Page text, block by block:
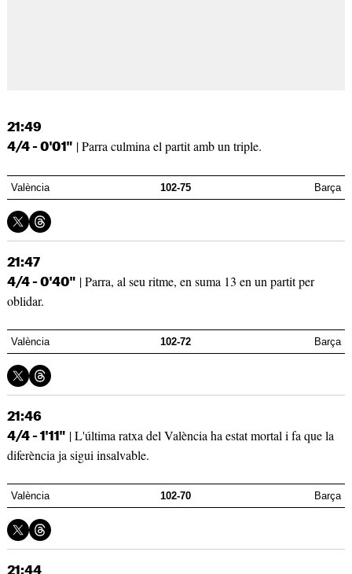
21:49
4/4 - 0'01" | Parra culmina el partit amb un triple.
València 102-75 Barça
21:47
4/4 - 0'40" | Parra, al seu ritme, en suma 13 en un partit per
oblidar.
València 102-72 Barça
21:46
4/4 - 1'11" | L'última ratxa del València ha estat mortal i fa que la
diferència ja sigui insalvable.
València 102-70 Barça
21:44